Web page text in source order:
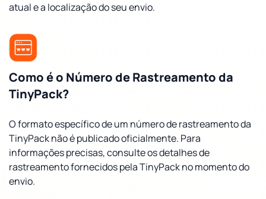
atual e a localização do seu envio.
Como é o Número de Rastreamento da
TinyPack?
O formato específico de um número de rastreamento da
TinyPack não é publicado oficialmente. Para
informações precisas, consulte os detalhes de
rastreamento fornecidos pela TinyPack no momento do
envio.